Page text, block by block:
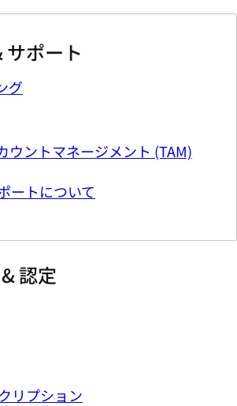
サポート
グ
ウントマネージメント (TAM)
ートについて
認定
リプション